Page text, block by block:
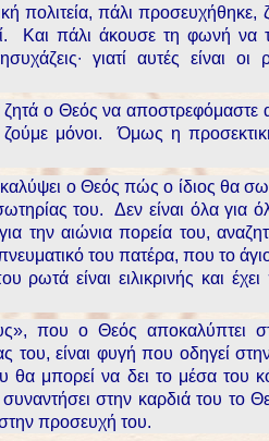
πολιτεία, πάλι προσευχήθηκε,
Και πάλι άκουσε τη φωνή να
γιατί αυτές είναι οι
ζητά ο Θεός να αποστρεφόμαστε
μόνοι. Όμως η
ο Θεός πώς ο ίδιος θα
του. Δεν είναι όλα για
την αιώνια πορεία του,
του πατέρα, που το
ρωτά είναι ειλικρινής και
που ο Θεός αποκαλύπτει
του, είναι φυγή που οδηγεί
θα μπορεί να δει το μέσα του
στην καρδιά του το
προσευχή του.